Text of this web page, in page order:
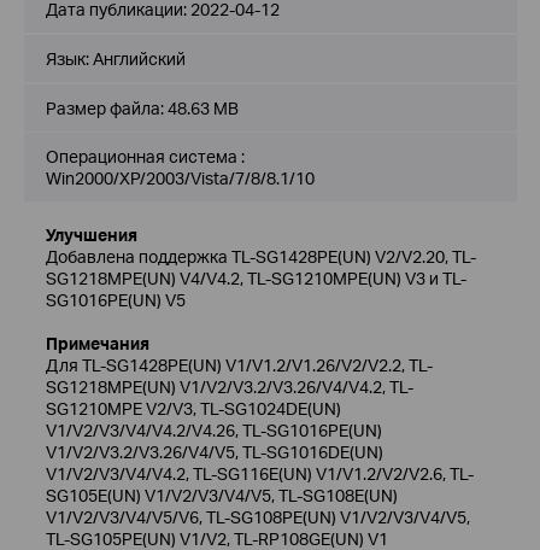
Дата публикации: 2022-04-12
Язык:Английский
Размер файла:48.63 MB
Операционная система :
Win2000/XP/2003/Vista/7/8/8.1/10
Улучшения
Добавлена поддержка TL-SG1428PE(UN) V2/V2.20, TL-
SG1218MPE(UN) V4/V4.2, TL-SG1210MPE(UN) V3 и TL-
SG1016PE(UN) V5
Примечания
Для TL-SG1428PE(UN) V1/V1.2/V1.26/V2/V2.2, TL-
SG1218MPE(UN) V1/V2/V3.2/V3.26/V4/V4.2, TL-
SG1210MPE V2/V3, TL-SG1024DE(UN)
V1/V2/V3/V4/V4.2/V4.26, TL-SG1016PE(UN)
V1/V2/V3.2/V3.26/V4/V5, TL-SG1016DE(UN)
V1/V2/V3/V4/V4.2, TL-SG116E(UN) V1/V1.2/V2/V2.6, TL-
SG105E(UN) V1/V2/V3/V4/V5, TL-SG108E(UN)
V1/V2/V3/V4/V5/V6, TL-SG108PE(UN) V1/V2/V3/V4/V5,
TL-SG105PE(UN) V1/V2, TL-RP108GE(UN) V1